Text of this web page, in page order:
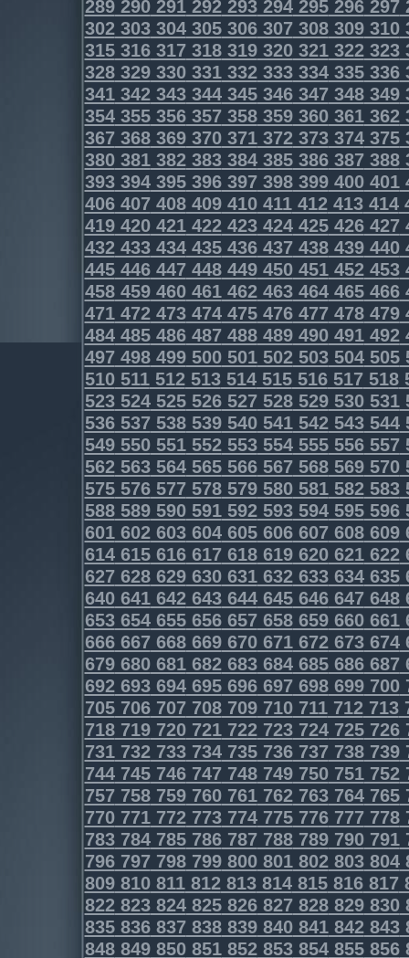
289290291292293294295296297
302303304305306307308309310
315316317318319320321322323
328329330331332333334335336
341342343344345346347348349
354355356357358359360361362
367368369370371372373374375
380381382383384385386387388
393394395396397398399400401
406407408409410411412413414
419420421422423424425426427
432433434435436437438439440
445446447448449450451452453
458459460461462463464465466
471472473474475476477478479
484485486487488489490491492
497498499500501502503504505
510511512513514515516517518
523524525526527528529530531
536537538539540541542543544
549550551552553554555556557
562563564565566567568569570
575576577578579580581582583
588589590591592593594595596
601602603604605606607608609
614615616617618619620621622
627628629630631632633634635
640641642643644645646647648
653654655656657658659660661
666667668669670671672673674
679680681682683684685686687
692693694695696697698699700
705706707708709710711712713
718719720721722723724725726
731732733734735736737738739
744745746747748749750751752
757758759760761762763764765
770771772773774775776777778
783784785786787788789790791
796797798799800801802803804
809810811812813814815816817
822823824825826827828829830
835836837838839840841842843
848849850851852853854855856